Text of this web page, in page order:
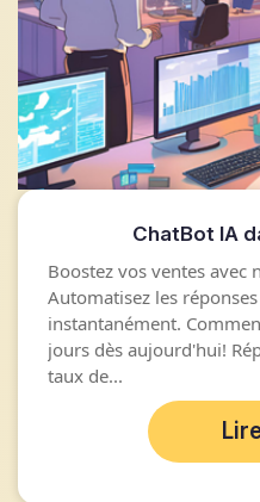
ChatBot IA
Boostez vos ventes
Automatisez les
instantanément.
jours dès aujourd'hui!
taux de...